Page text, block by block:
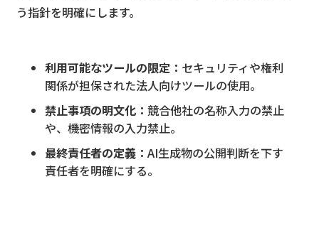
う指針を明確にします。
利用可能なツールの限定： セキュリティや権利
関係が担保された法人向けツールの使用。
禁止事項の明文化：競合他社の名称入力の禁止
や、機密情報の入力禁止。
最終責任者の定義：AI生成物の公開判断を下す
責任者を明確にする。